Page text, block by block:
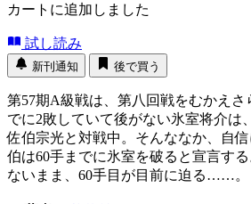
カートに追加しました
試し読み
新刊通知 後で買う
第57期A級戦は、第八回戦をむかえさ
でに2敗していて後がない氷室将介は
佐伯宗光と対戦中。そんななか、自
伯は60手までに氷室を破ると宣言す
ないまま、60手目が目前に迫る……。